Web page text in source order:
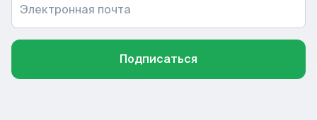
Электронная почта
Подписаться